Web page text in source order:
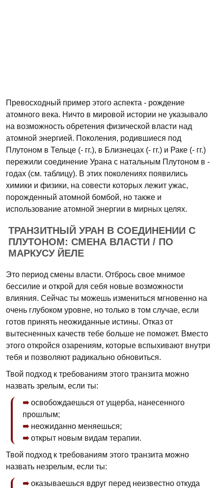
Превосходный пример этого аспекта - рождение
атомного века. Ничто в мировой истории не указывало
на возможность обретения физической власти над
атомной энергией. Поколения, родившиеся под
Плутоном в Тельце (- гг.), в Близнецах (- гг.) и Раке (- гг.)
пережили соединение Урана с натальным Плутоном в -
годах (см. таблицу). В этих поколениях появились
химики и физики, на совести которых лежит ужас,
порожденный атомной бомбой, но также и
использование атомной энергии в мирных целях.
ТРАНЗИТНЫЙ УРАН В СОЕДИНЕНИИ С
ПЛУТОНОМ: СМЕНА ВЛАСТИ / ПО
МАРКУСУ ЙЕЛЕ
Это период смены власти. Отбрось свое мнимое
бессилие и открой для себя новые возможности
влияния. Сейчас ты можешь измениться мгновенно на
очень глубоком уровне, но только в том случае, если
готов принять неожиданные истины. Отказ от
вытесненных качеств тебе больше не поможет. Вместо
этого откройся озарениям, которые вспыхивают внутри
тебя и позволяют радикально обновиться.
Твой подход к требованиям этого транзита можно
назвать зрелым, если ты:
освобождаешься от ущерба, нанесенного
прошлым;
неожиданно меняешься;
открыт новым видам терапии.
Твой подход к требованиям этого транзита можно
назвать незрелым, если ты:
оказываешься вдруг перед неизвестно откуда